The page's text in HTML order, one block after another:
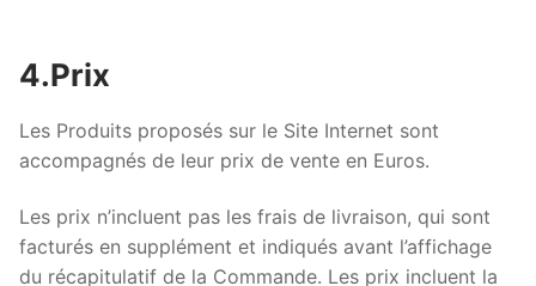
4.Prix
Les Produits proposés sur le Site Internet sont
accompagnés de leur prix de vente en Euros.
Les prix n’incluent pas les frais de livraison, qui sont
facturés en supplément et indiqués avant l’affichage
du récapitulatif de la Commande. Les prix incluent la